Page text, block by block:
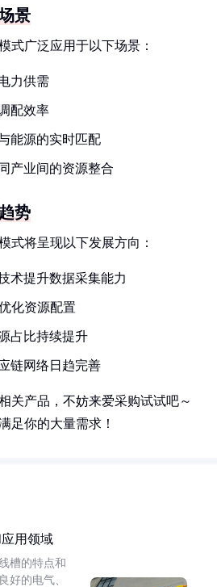
景
式广泛应用于以下场景：
力供需
配效率
能源的实时匹配
产业间的资源整合
势
式将呈现以下发展方向：
术提升数据采集能力
化资源配置
占比持续提升
链网络日趋完善
关产品，不妨来爱采购试试吧～
足你的大量需求！
用领域
槽的特点和
好的电气、